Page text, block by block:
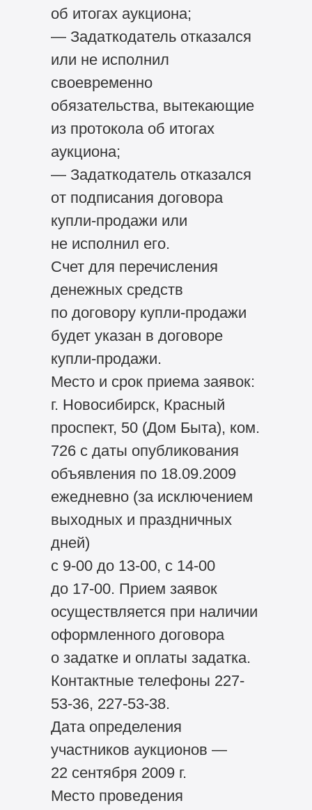
об итогах аукциона;
— Задаткодатель отказался
или не исполнил
своевременно
обязательства, вытекающие
из протокола об итогах
аукциона;
— Задаткодатель отказался
от подписания договора
купли-продажи или
не исполнил его.
Счет для перечисления
денежных средств
по договору купли-продажи
будет указан в договоре
купли-продажи.
Место и срок приема заявок:
г. Новосибирск, Красный
проспект, 50 (Дом Быта), ком.
726 с даты опубликования
объявления по 18.09.2009
ежедневно (за исключением
выходных и праздничных
дней)
с 9-00 до 13-00, с 14-00
до 17-00. Прием заявок
осуществляется при наличии
оформленного договора
о задатке и оплаты задатка.
Контактные телефоны 227-
53-36, 227-53-38.
Дата определения
участников аукционов —
22 сентября 2009 г.
Место проведения